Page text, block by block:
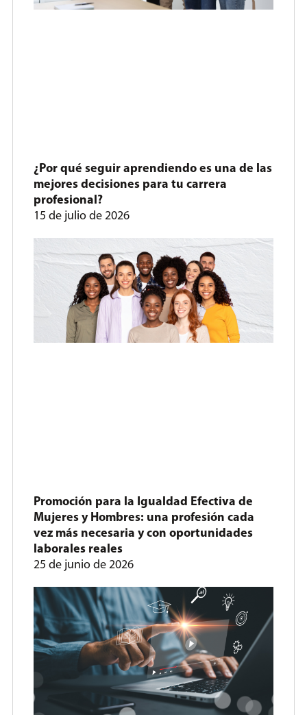
¿Por qué seguir aprendiendo es una de las
mejores decisiones para tu carrera
profesional?
15 de julio de 2026
Promoción para la Igualdad Efectiva de
Mujeres y Hombres: una profesión cada
vez más necesaria y con oportunidades
laborales reales
25 de junio de 2026